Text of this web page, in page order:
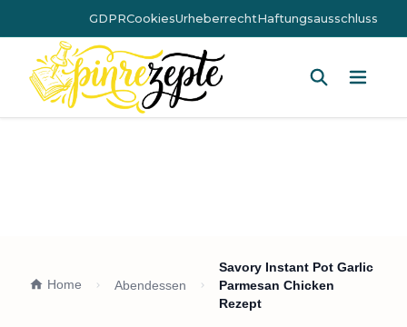
GDPRCookiesUrheberrechtHaftungsausschluss
Home Abendessen
Savory Instant Pot Garlic
Parmesan Chicken
Rezept